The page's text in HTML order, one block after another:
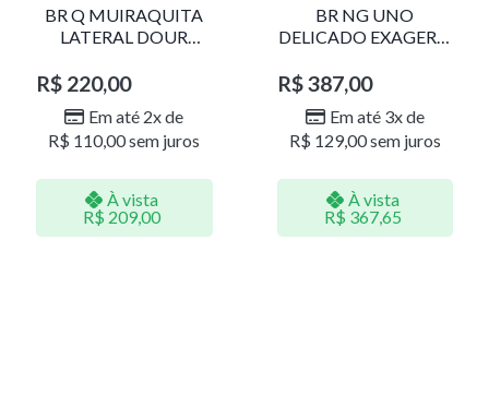
BR Q MUIRAQUITA
LATERAL DOUR
R$ 220,00
Em até 2x de
R$ 110,00sem juros
À vista
R$ 209,00
BR NG UNO
DELICADO EXAGERO
R$387,00
Em até 3x de
R$ 129,00sem juros
À vista
R$ 367,65